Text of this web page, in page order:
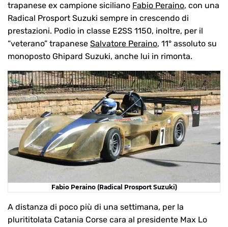
trapanese ex campione siciliano Fabio Peraino, con una
Radical Prosport Suzuki sempre in crescendo di
prestazioni. Podio in classe E2SS 1150, inoltre, per il
“veterano” trapanese Salvatore Peraino, 11° assoluto su
monoposto Ghipard Suzuki, anche lui in rimonta.
Fabio Peraino (Radical Prosport Suzuki)
A distanza di poco più di una settimana, per la
plurititolata Catania Corse cara al presidente Max Lo